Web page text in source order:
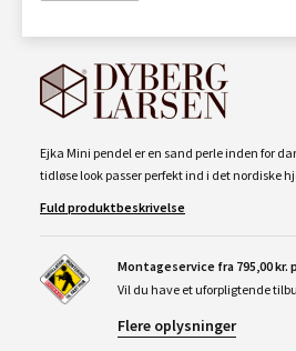
Ejka Mini pendel er en sand perle inden for
tidløse look passer perfekt ind i det nordiske
Fuld produktbeskrivelse
Montageservice fra 795,00 kr.
Vil du have et uforpligtende
Flere oplysninger